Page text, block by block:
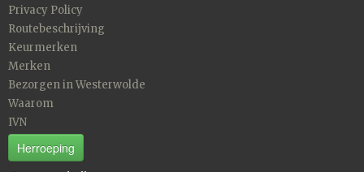
Privacy Policy
Routebeschrijving
Keurmerken
Merken
Bezorgen in Westerwolde
Waarom
IVN
Herroeping